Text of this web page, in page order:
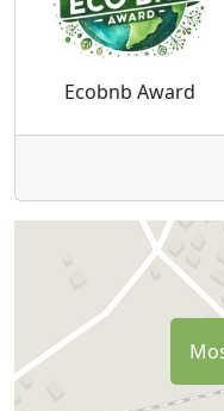
Ecobnb Award